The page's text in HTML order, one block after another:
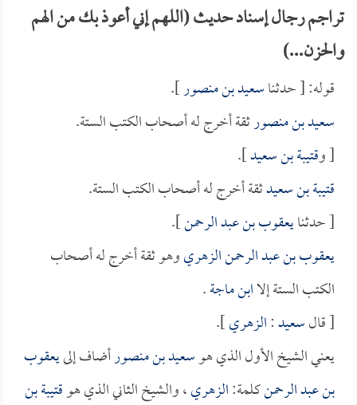
تراجم رجال إسناد حديث (اللهم إني أعوذ بك من الهم
والحزن...)
قوله: [ حدثناسعيد بن منصور].
سعيد بن منصورثقة أخرج له أصحاب الكتب الستة.
[ وقتيبة بن سعيد].
قتيبة بن سعيدثقة أخرج له أصحاب الكتب الستة.
[ حدثنايعقوب بن عبد الرحمن].
يعقوب بن عبد الرحمن الزهريوهو ثقة أخرج له أصحاب
الكتب الستة إلاابن ماجة.
[ قالسعيد:الزهري].
يعني الشيخ الأول الذي هوسعيد بن منصورأضاف إلىيعقوب
بن عبد الرحمنكلمة:الزهري، والشيخ الثاني الذي هوقتيبة بن